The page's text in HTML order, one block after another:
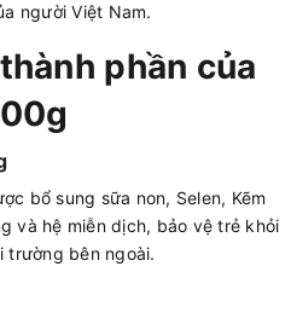
người Việt Nam.
phần của
bổ sung sữa non, Selen, Kẽm
và hệ miễn dịch, bảo vệ trẻ khỏi
trường bên ngoài.